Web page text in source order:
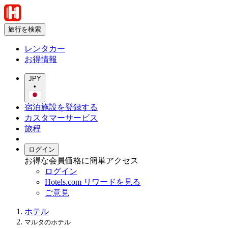
旅行を検索
レンタカー
お得情報
JPY
•
宿泊施設を登録する
カスタマーサービス
旅程
ログイン
お得な会員価格に簡単アクセス
ログイン
Hotels.com リワードを見る
ご意見
ホテル
マルタのホテル